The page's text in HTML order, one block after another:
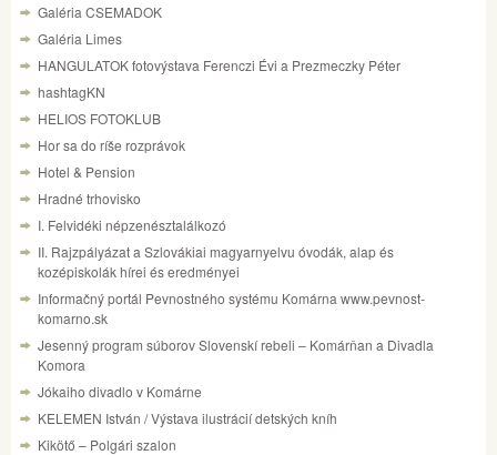
Galéria CSEMADOK
Galéria Limes
HANGULATOK fotovýstava Ferenczi Évi a Prezmeczky Péter
hashtagKN
HELIOS FOTOKLUB
Hor sa do ríše rozprávok
Hotel & Pension
Hradné trhovisko
I. Felvidéki népzenésztalálkozó
II. Rajzpályázat a Szlovákiai magyarnyelvu óvodák, alap és
kozépiskolák hírei és eredményei
Informačný portál Pevnostného systému Komárna www.pevnost-
komarno.sk
Jesenný program súborov Slovenskí rebeli – Komárňan a Divadla
Komora
Jókaiho divadlo v Komárne
KELEMEN István / Výstava ilustrácií detských kníh
Kikötő – Polgári szalon